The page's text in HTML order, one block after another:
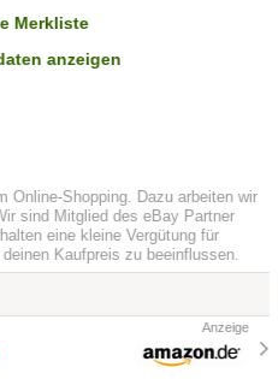
Merkliste
anzeigen
Online-Shopping. Dazu arbeiten wir
sind Mitglied des eBay Partner
eine kleine Vergütung für
Kaufpreis zu beeinflussen.